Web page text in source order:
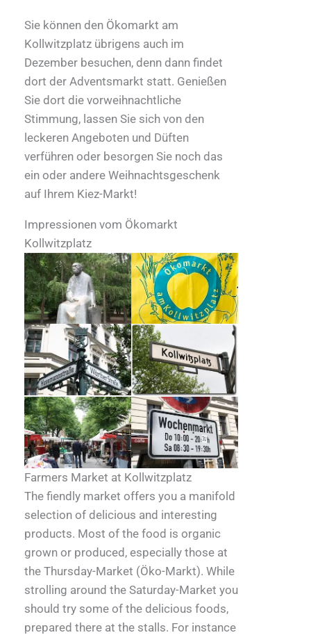
Sie können den Ökomarkt am
Kollwitzplatz übrigens auch im
Dezember besuchen, denn dann findet
dort der Adventsmarkt statt. Genießen
Sie dort die vorweihnachtliche
Stimmung, lassen Sie sich von den
leckeren Angeboten und Düften
verführen oder besorgen Sie noch das
ein oder andere Weihnachtsgeschenk
auf Ihrem Kiez-Markt!
Impressionen vom Ökomarkt
Kollwitzplatz
Farmers Market at Kollwitzplatz
The fiendly market offers you a manifold
selection of delicious and interesting
products. Most of the food is organic
grown or produced, especially those at
the Thursday-Market (Öko-Markt). While
strolling around the Saturday-Market you
should try some of the delicious foods,
prepared there at the stalls. For instance